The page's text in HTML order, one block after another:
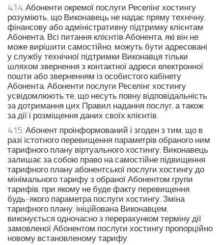
4.14. Абоненти окремої послуги Реселінг хостингу
розуміють, що Виконавець не надає пряму технічну,
фінансову або адміністративну підтримку клієнтам
Абонента. Всі питання клієнтів Абонента, які він не
може вирішити самостійно, можуть бути адресовані
у службу технічної підтримки Виконавця тільки
шляхом звернення з контактної адреси електронної
пошти або зверненням із особистого кабінету
Абонента. Абоненти послуги Реселінг хостингу
усвідомлюють те, що несуть повну відповідальність
за дотримання цих Правил надання послуг, а також
за дії і розміщення даних своїх клієнтів.
4.15. Абонент проінформований і згоден з тим, що в
разі істотного перевищення параметрів обраного ним
тарифного плану віртуального хостингу, Виконавець
залишає за собою право на самостійне підвищення
тарифного плану абонентської послуги хостингу до
мінімального тарифу з обраної Абонентом групи
тарифів, при якому не буде факту перевищення
будь-якого параметра послуги хостингу. Зміна
тарифного плану, ініційована Виконавцем,
виконується одночасно з перерахунком терміну дії
замовленої Абонентом послуги хостингу пропорційно
новому встановленому тарифу.